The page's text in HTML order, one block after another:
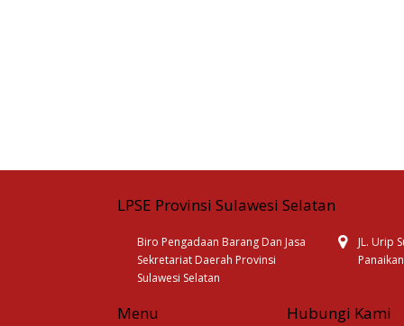
LPSE Provinsi Sulawesi Selatan
Biro Pengadaan Barang Dan Jasa
Sekretariat Daerah Provinsi
Sulawesi Selatan
JL. Urip
Menu Hubungi Kami